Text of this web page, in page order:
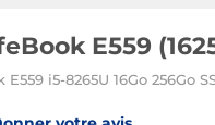
E559
i5-8265U 16Go 256Go